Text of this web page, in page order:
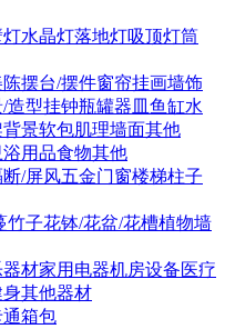
灯水晶灯落地灯吸顶灯筒
陈摆台/摆件窗帘挂画墙饰
造型挂钟瓶罐器皿 鱼缸水
背景软包肌理墙面其他
浴用品食物其他
断/屏风五金门窗楼梯柱子
竹子花钵/花盆/花槽植物墙
材家用电器机房设备医疗
身其他器材
箱包